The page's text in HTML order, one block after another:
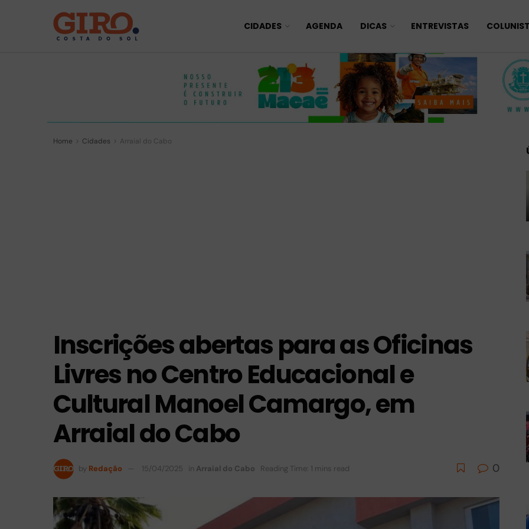
CIDADES AGENDA DICAS ENTREVISTAS
Home Cidades Arraial do Cabo
Inscrições abertas para as Oficinas
Livres no Centro Educacional e
Cultural Manoel Camargo, em
Arraial do Cabo
by Redação 15/04/2025 in Arraial do Cabo Reading Time: 1 mins read 0